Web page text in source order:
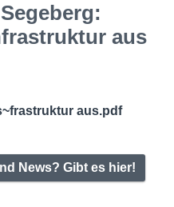
aus
aus.pdf
News? Gibt es hier!